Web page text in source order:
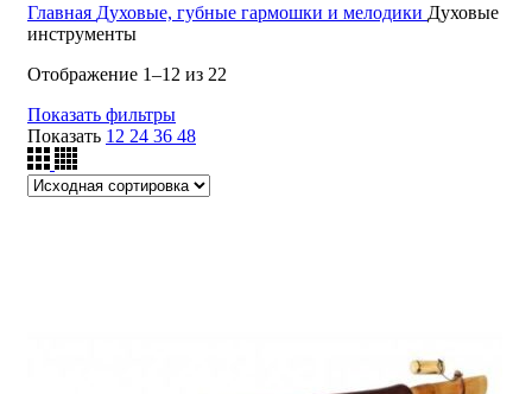
Главная Духовые, губные гармошки и мелодики Духовые
инструменты
Отображение 1–12 из 22
Показать фильтры
Показать 12 24 36 48